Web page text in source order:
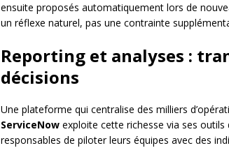
ensuite proposés automatiquement lors de
un réflexe naturel, pas une contrainte
Reporting et analyses :
décisions
Une plateforme qui centralise des milliers
ServiceNow exploite cette richesse via ses
responsables de piloter leurs équipes avec des